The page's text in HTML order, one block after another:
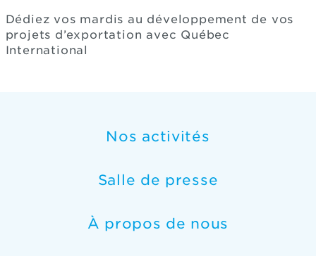
Dédiez vos mardis au développement de vos
projets d’exportation avec Québec
International
Nos activités
Salle de presse
À propos de nous